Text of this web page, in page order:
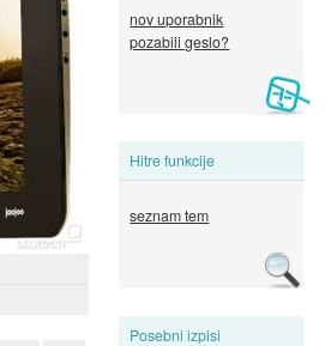
nov uporabnik
pozabili geslo?
Hitre funkcije
seznam tem
Posebni izpisi